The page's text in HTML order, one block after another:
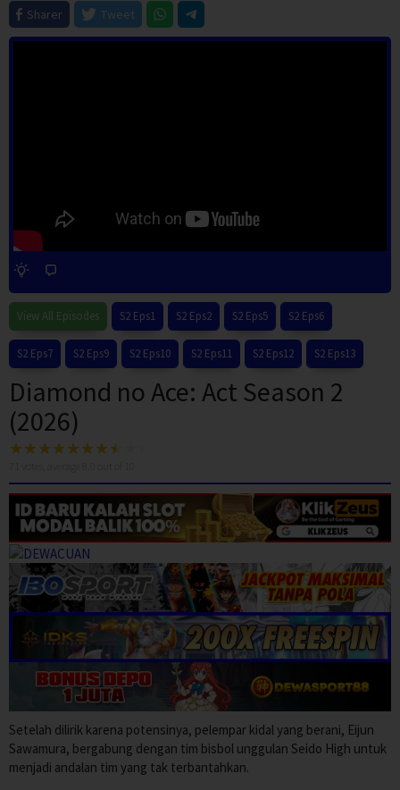
Sharer
Tweet
View All Episodes S2 Eps1 S2 Eps2 S2 Eps5 S2 Eps6
S2 Eps7 S2 Eps9 S2 Eps10 S2 Eps11 S2 Eps12 S2 Eps13
Diamond no Ace: Act Season 2
(2026)
Setelah dilirik karena potensinya, pelempar kidal yang berani, Eijun
Sawamura, bergabung dengan tim bisbol unggulan Seido High untuk
menjadi andalan tim yang tak terbantahkan.